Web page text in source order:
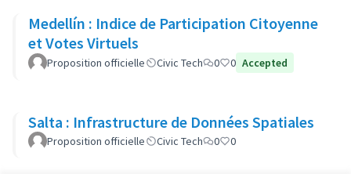
Medellín : Indice de Participation Citoyenne
et Votes Virtuels
Proposition officielle Civic Tech 0 0 Accepted
Salta : Infrastructure de Données Spatiales
Proposition officielle Civic Tech 0 0